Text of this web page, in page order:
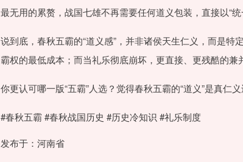
最无用的累赘，战国七雄不再需要任何道义包装，直接以“
说到底，春秋五霸的“道义感”，并非诸侯天生仁义，而是
霸权的最低成本；而当礼乐彻底崩坏，更直接、更残酷的兼
你更认可哪一版“五霸”人选？觉得春秋五霸的“道义”是真仁
#春秋五霸 #春秋战国历史 #历史冷知识 #礼乐制度
发布于：河南省